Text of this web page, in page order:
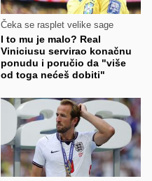
Čeka se rasplet velike sage
I to mu je malo? Real
Viniciusu servirao konačnu
ponudu i poručio da "više
od toga nećeš dobiti"